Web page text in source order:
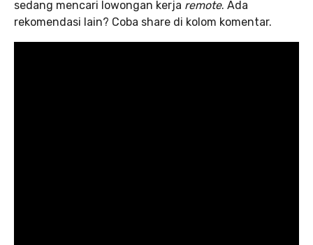
sedang mencari lowongan kerja remote. Ada
rekomendasi lain? Coba share di kolom komentar.